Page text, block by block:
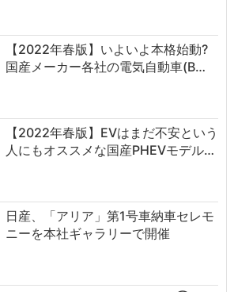
【2022年春版】いよいよ本格始動?
国産メーカー各社の電気自動車(B…
【2022年春版】EVはまだ不安という
人にもオススメな国産PHEVモデル…
日産、「アリア」第1号車納車セレモ
ニーを本社ギャラリーで開催